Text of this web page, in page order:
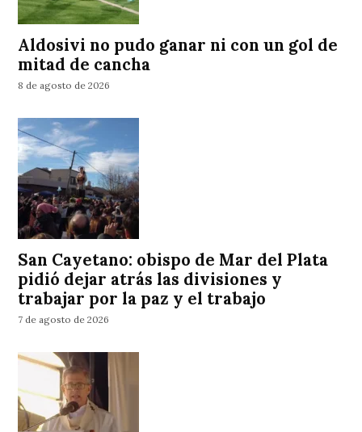
Aldosivi no pudo ganar ni con un gol de
mitad de cancha
8 de agosto de 2026
San Cayetano: obispo de Mar del Plata
pidió dejar atrás las divisiones y
trabajar por la paz y el trabajo
7 de agosto de 2026